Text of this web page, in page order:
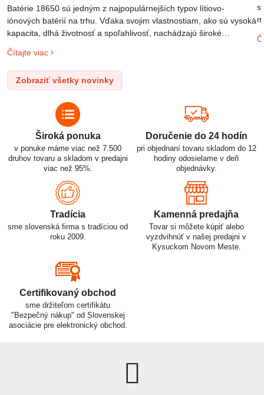
Batérie 18650 sú jedným z najpopulárnejších typov lítiovo-
iónových batérií na trhu. Vďaka svojim vlastnostiam, ako sú vysoká
kapacita, dlhá životnosť a spoľahlivosť, nachádzajú široké
po elektrické vozidlá. Pochopenie ich delenia, označovania a
správneho používania je kľúčom k ich efektívnemu a bezpečnému
využitiu.
Čítajte viac
Zobraziť všetky novinky
Široká ponuka
v ponuke máme viac než 7.500
druhov tovaru a skladom v predajni
viac než 95%.
Doručenie do 24 hodín
pri objednaní tovaru skladom do 12
hodiny odosielame v deň
objednávky.
Tradícia
sme slovenská firma s tradíciou od
roku 2009.
Kamenná predajňa
Tovar si môžete kúpiť alebo
vyzdvihnúť v našej predajni v
Kysuckom Novom Meste.
Certifikovaný obchod
sme držiteľom certifikátu
"Bezpečný nákup" od Slovenskej
asociácie pre elektronický obchod.